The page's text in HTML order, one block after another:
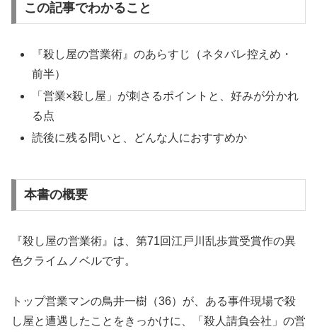
この記事でわかること
『殺し屋の営業術』のあらすじ（ネタバレ控えめ・
前半）
「営業×殺し屋」が刺さるポイントと、好みが分かれ
る点
読後に残る問いと、どんな人におすすめか
本書の概要
『殺し屋の営業術』は、第71回江戸川乱歩賞受賞作の異
色クライムノベルです。
トップ営業マンの鳥井一樹（36）が、ある事件現場で殺
し屋と遭遇したことをきっかけに、「殺人請負会社」の営